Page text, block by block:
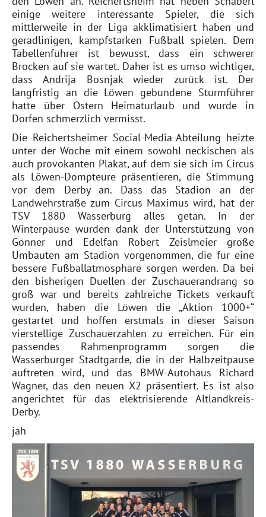
einige weitere interessante Spieler, die sich
mittlerweile in der Liga akklimatisiert haben und
geradlinigen, kampfstarken Fußball spielen. Dem
Tabellenführer ist bewusst, dass ein schwerer
Brocken auf sie wartet. Daher ist es umso wichtiger,
dass Andrija Bosnjak wieder zurück ist. Der
langfristig an die Löwen gebundene Sturmführer
hatte über Ostern Heimaturlaub und wurde in
Dorfen schmerzlich vermisst.
Die Reichertsheimer Social-Media-Abteilung heizte
unter der Woche mit einem sowohl neckischen als
auch provokanten Plakat, auf dem sie sich im Circus
als Löwen-Dompteure präsentieren, die Stimmung
vor dem Derby an. Dass das Stadion an der
Landwehrstraße zum Circus Maximus wird, hat der
TSV 1880 Wasserburg alles getan. In der
Winterpause wurden dank der Unterstützung von
Gönner und Edelfan Robert Zeislmeier große
Umbauten am Stadion vorgenommen, die für eine
bessere Fußballatmosphäre sorgen werden. Da bei
den bisherigen Duellen der Zuschauerandrang so
groß war und bereits zahlreiche Tickets verkauft
wurden, haben die Löwen die „Aktion 1000+“
gestartet und hoffen erstmals in dieser Saison
vierstellige Zuschauerzahlen zu erreichen. Für ein
passendes Rahmenprogramm sorgen die
Wasserburger Stadtgarde, die in der Halbzeitpause
auftreten wird, und das BMW-Autohaus Richard
Wagner, das den neuen X2 präsentiert. Es ist also
angerichtet für das elektrisierende Altlandkreis-
Derby.
jah